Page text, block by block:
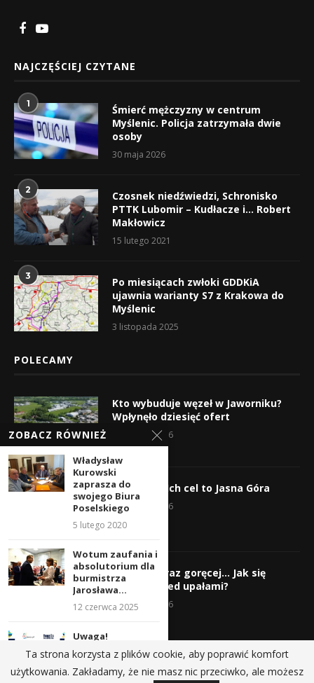
NAJCZĘŚCIEJ CZYTANE
1
Śmierć mężczyzny w centrum
Myślenic. Policja zatrzymała dwie
osoby
30 maja 2026
2
Czosnek niedźwiedzi, Schronisko
PTTK Lubomir – Kudłacze i… Robert
Makłowicz
15 lutego 2021
3
Po miesiącach zwłoki GDDKiA
ujawnia warianty S7 z Krakowa do
Myślenic
3 listopada 2025
POLECAMY
Kto wybuduje węzeł w Jaworniku?
Wpłynęło dziesięć ofert
7 sierpnia 2026
Wyruszyli! Ich cel to Jasna Góra
5 sierpnia 2026
Gorąco, coraz goręcej… Jak się
chronić przed upałami?
4 sierpnia 2026
ZOBACZ RÓWNIEŻ
Władysław
Kurowski
zaprasza do
swojego Biura
Poselskiego
5 lutego 2020
Wotum zaufania i
absolutorium dla
burmistrza
Jarosława...
12 czerwca 2025
Uwaga!
utrudnienia w
ruchu drogowym
– 22.10.2023...
Ta strona korzysta z plików cookie, aby poprawić komfort
użytkowania. Zakładamy, że nie masz nic przeciwko, ale możesz